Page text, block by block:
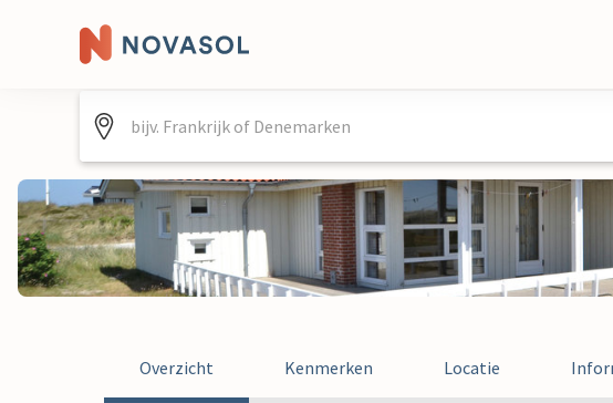
Overzicht Kenmerken Locatie